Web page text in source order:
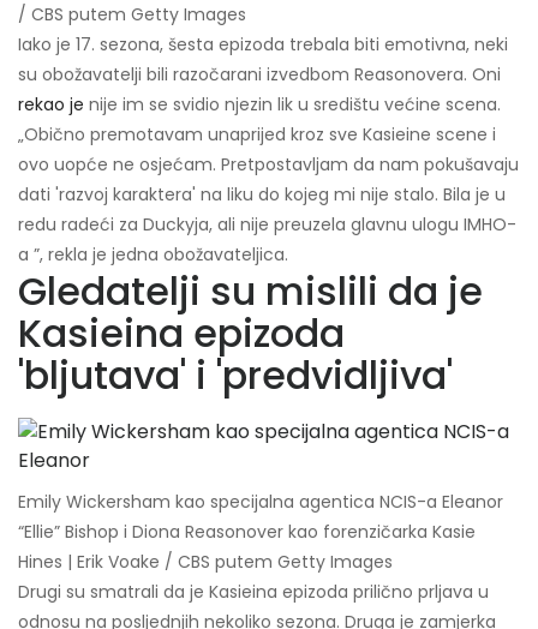
/ CBS putem Getty Images
Iako je 17. sezona, šesta epizoda trebala biti emotivna, neki
su obožavatelji bili razočarani izvedbom Reasonovera. Oni
rekao je nije im se svidio njezin lik u središtu većine scena.
„Obično premotavam unaprijed kroz sve Kasieine scene i
ovo uopće ne osjećam. Pretpostavljam da nam pokušavaju
dati 'razvoj karaktera' na liku do kojeg mi nije stalo. Bila je u
redu radeći za Duckyja, ali nije preuzela glavnu ulogu IMHO-
a ”, rekla je jedna obožavateljica.
Gledatelji su mislili da je
Kasieina epizoda
'bljutava' i 'predvidljiva'
Emily Wickersham kao specijalna agentica NCIS-a Eleanor
“Ellie” Bishop i Diona Reasonover kao forenzičarka Kasie
Hines | Erik Voake / CBS putem Getty Images
Drugi su smatrali da je Kasieina epizoda prilično prljava u
odnosu na posljednjih nekoliko sezona. Druga je zamjerka